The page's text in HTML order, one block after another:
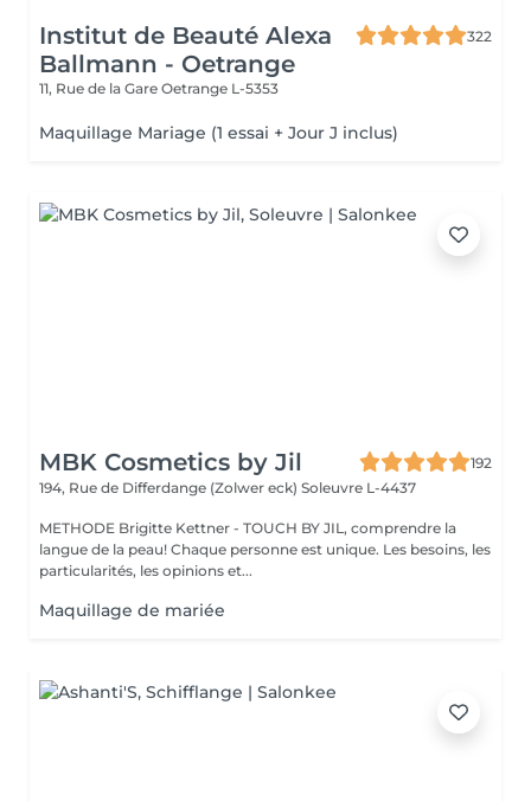
Institut de Beauté Alexa
Ballmann - Oetrange
322
11, Rue de la Gare Oetrange L-5353
Maquillage Mariage (1 essai + Jour J inclus)
MBK Cosmetics by Jil
192
194, Rue de Differdange (Zolwer eck) Soleuvre L-4437
METHODE Brigitte Kettner - TOUCH BY JIL, comprendre la
langue de la peau! Chaque personne est unique. Les besoins, les
particularités, les opinions et...
Maquillage de mariée